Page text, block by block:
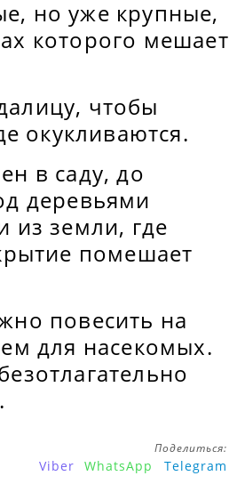
но уже крупные,
которого мешает
чтобы
окукливаются.
в саду, до
деревьями
из земли, где
помешает
повесить на
для насекомых.
Поделиться:
Viber WhatsApp Telegram